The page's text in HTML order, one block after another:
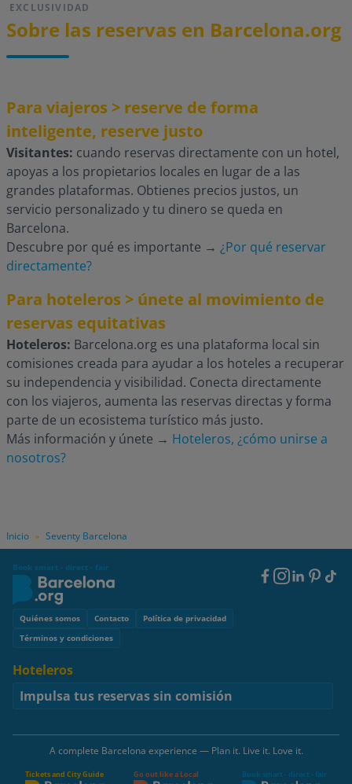
Inicio » Seventy Barcelona
EXCLUSIVIDAD
Sobre las reservas en Barcelona.org
Para viajeros > reserve de forma
inteligente, reserve justo
Visitantes: cuando reservas directamente con un hotel,
apoyas a los propietarios locales en lugar de a las
grandes plataformas. Obtienes precios justos, un
servicio personalizado y tu dinero se queda en
Barcelona.
Descubre por qué es importante → ¿Por qué reservar
directamente?
Para hoteleros > únete al movimiento de
reservas equitativas
Hoteleros: Barcelona.org es una plataforma local sin
comisiones creada para ayudar a los hoteles a recuperar
su independencia y visibilidad. Conecta directamente
con los viajeros, aumenta las reservas directas y forma
parte de un ecosistema turístico más justo.
Más información y únete → Hoteleros, ¿cómo unirse a
nosotros?
Book smart - direct - fair
Footer
Social
Footer
Quiénes somos Contacto
Política de privacidad
Términos y condiciones
Hoteleros
Impulsa tus reservas sin comisión
A complete Barcelona experience — Plan it. Live it. Love it.
Tickets and City Guide Go out like a Local Book smart - direct - fair